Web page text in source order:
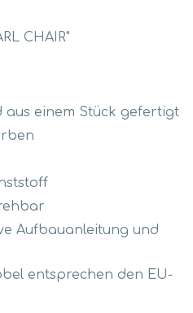
CHAIR"
aus einem Stück gefertigt
Aufbauanleitung und
entsprechen den EU-